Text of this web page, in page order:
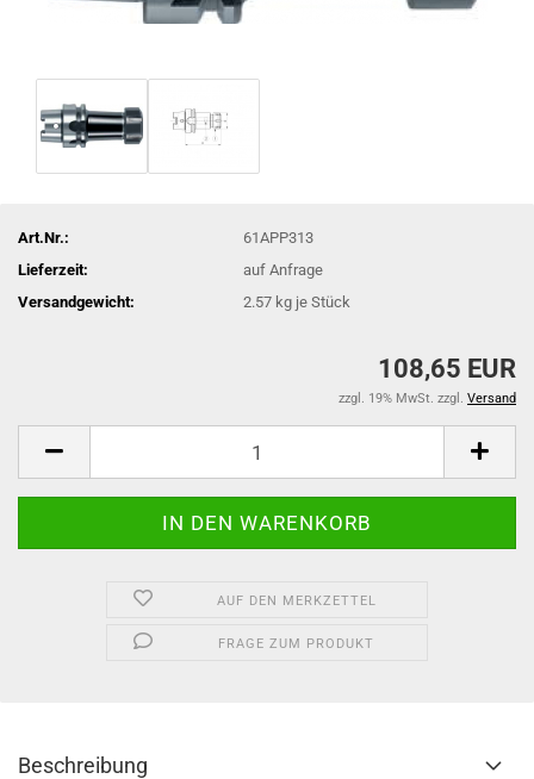
Art.Nr.:
61APP313
Lieferzeit:
auf Anfrage
Versandgewicht:
2.57 kg je Stück
108,65 EUR
zzgl. 19% MwSt. zzgl. Versand
AUF DEN MERKZETTEL
FRAGE ZUM PRODUKT
Beschreibung